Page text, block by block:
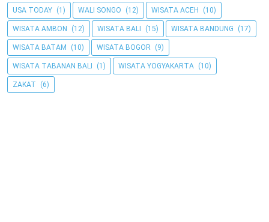
USA TODAY (1) WALI SONGO (12) WISATA ACEH (10)
WISATA AMBON (12) WISATA BALI (15) WISATA BANDUNG (17)
WISATA BATAM (10) WISATA BOGOR (9)
WISATA TABANAN BALI (1) WISATA YOGYAKARTA (10)
ZAKAT (6)